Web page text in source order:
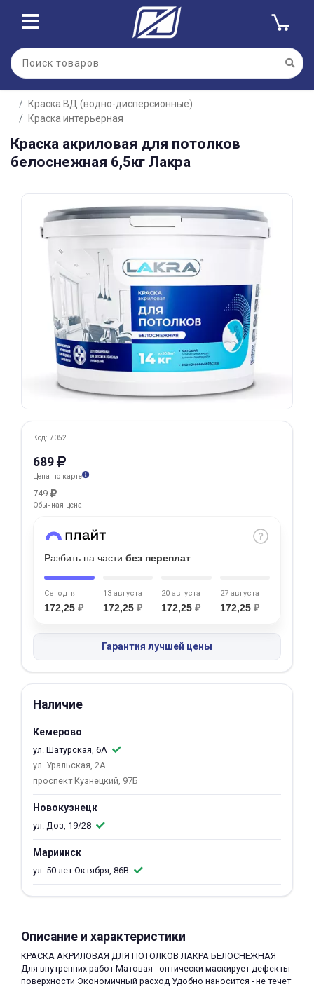
Краска ВД (водно-дисперсионные)
Краска интерьерная
Краска акриловая для потолков
белоснежная 6,5кг Лакра
Код: 7052
689
Цена по карте
749
Обычная цена
Разбить на части без переплат
Сегодня
172,25 ₽
13 августа
172,25 ₽
20 августа
172,25 ₽
27 августа
172,25 ₽
Гарантия лучшей цены
Наличие
Кемерово
ул. Шатурская, 6А
ул. Уральская, 2А
проспект Кузнецкий, 97Б
Новокузнецк
ул. Доз, 19/28
Мариинск
ул. 50 лет Октября, 86В
Описание и характеристики
КРАСКА АКРИЛОВАЯ ДЛЯ ПОТОЛКОВ ЛАКРА БЕЛОСНЕЖНАЯ
Для внутренних работ Матовая - оптически маскирует дефекты
поверхности Экономичный расход Удобно наносится - не течет
Для клиентов всех банков
Разбейте
оплатуна части
без переплат
График платежей
Добавляйте товары
в корзину
Оплачивайте сегодня только
Получайте товар
выбранный способом
списываться
по25%каждые 2 недели
об оплате Плайтом
недели